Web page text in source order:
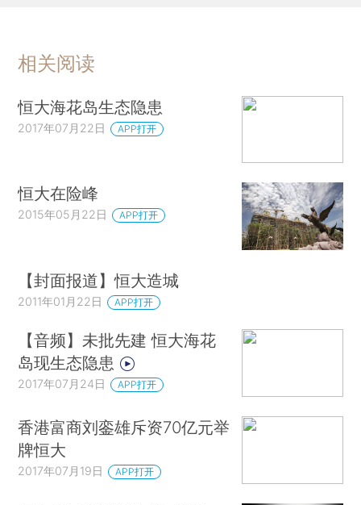
相关阅读
恒大海花岛生态隐患
2017年07月22日 APP打开
恒大在险峰
2015年05月22日 APP打开
【封面报道】恒大造城
2011年01月22日 APP打开
【音频】未批先建 恒大海花
岛现生态隐患
2017年07月24日 APP打开
香港富商刘銮雄斥资70亿元举
牌恒大
2017年07月19日 APP打开